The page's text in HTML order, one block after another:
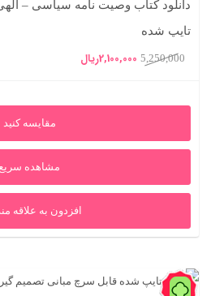
دانلود کتاب وصیت نامه سیاسی –
تایپ شده
5,250,000 قیمت
5,250,000ریال
2,100,000ریال
2,100,000ریال
مقایسه کنید
مشاهده
افزدون به علاقه
60%